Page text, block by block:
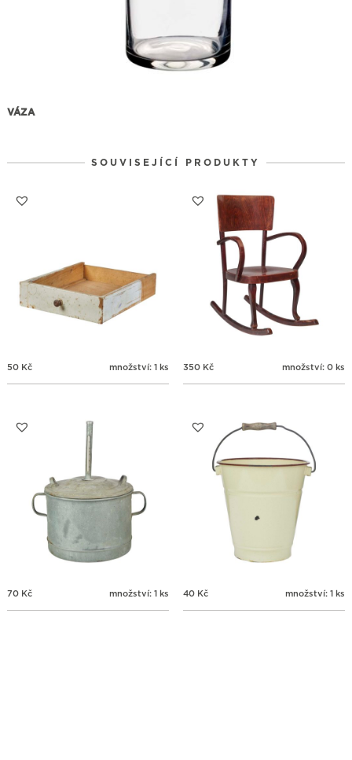
VÁZA
SOUVISEJÍCÍ PRODUKTY
50 Kč množství: 1 ks 350 Kč množství: 0 ks
70 Kč množství: 1 ks 40 Kč množství: 1 ks